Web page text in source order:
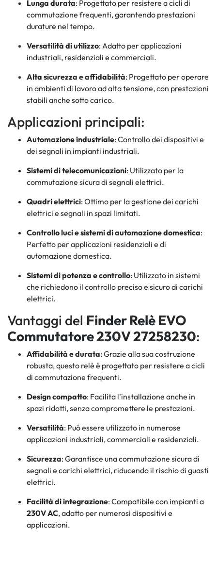
Lunga durata: Progettato per resistere a cicli di
commutazione frequenti, garantendo prestazioni
durature nel tempo.
Versatilità di utilizzo: Adatto per applicazioni
industriali, residenziali e commerciali.
Alta sicurezza e affidabilità: Progettato per operare
in ambienti di lavoro ad alta tensione, con prestazioni
stabili anche sotto carico.
Applicazioni principali:
Automazione industriale: Controllo dei dispositivi e
dei segnali in impianti industriali.
Sistemi di telecomunicazioni: Utilizzato per la
commutazione sicura di segnali elettrici.
Quadri elettrici: Ottimo per la gestione dei carichi
elettrici e segnali in spazi limitati.
Controllo luci e sistemi di automazione domestica:
Perfetto per applicazioni residenziali e di
automazione domestica.
Sistemi di potenza e controllo: Utilizzato in sistemi
che richiedono il controllo preciso e sicuro di carichi
elettrici.
Vantaggi del Finder Relè EVO
Commutatore 230V 27258230:
Affidabilità e durata: Grazie alla sua costruzione
robusta, questo relè è progettato per resistere a cicli
di commutazione frequenti.
Design compatto: Facilita l'installazione anche in
spazi ridotti, senza compromettere le prestazioni.
Versatilità: Può essere utilizzato in numerose
applicazioni industriali, commerciali e residenziali.
Sicurezza: Garantisce una commutazione sicura di
segnali e carichi elettrici, riducendo il rischio di guasti
elettrici.
Facilità di integrazione: Compatibile con impianti a
230V AC, adatto per numerosi dispositivi e
applicazioni.